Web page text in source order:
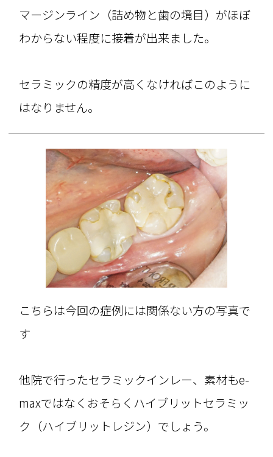
マージンライン（詰め物と歯の境目）がほぼ
わからない程度に接着が出来ました。
セラミックの精度が高くなければこのように
はなりません。
こちらは今回の症例には関係ない方の写真で
す
他院で行ったセラミックインレー、素材もe-
maxではなくおそらくハイブリットセラミッ
ク（ハイブリットレジン）でしょう。